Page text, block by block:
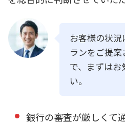
お客様の状
ランをご提
で、まずはお
い。
銀行の審査が厳しくて